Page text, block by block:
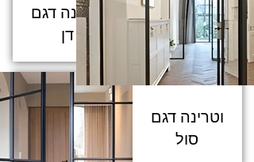
וטרינה דגם
דן
וטרינה דגם
סול